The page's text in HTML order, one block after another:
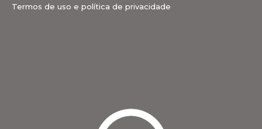
Termos de uso e política de privacidade